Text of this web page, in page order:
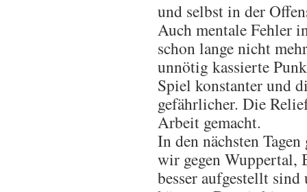
und selbst in der
Auch mentale Fehler
schon lange nicht
unnötig kassierte
Spiel konstanter und
gefährlicher. Die
Arbeit gemacht.
In den nächsten
wir gegen Wuppertal,
besser aufgestellt